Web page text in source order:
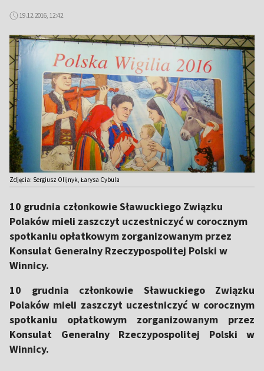
19.12.2016, 12:42
Zdjęcia: Sergiusz Olijnyk, Łarysa Cybula
10 grudnia członkowie Sławuckiego Związku
Polaków mieli zaszczyt uczestniczyć w corocznym
spotkaniu opłatkowym zorganizowanym przez
Konsulat Generalny Rzeczypospolitej Polski w
Winnicy.
10 grudnia członkowie Sławuckiego Związku
Polaków mieli zaszczyt uczestniczyć w corocznym
spotkaniu opłatkowym zorganizowanym przez
Konsulat Generalny Rzeczypospolitej Polski w
Winnicy.